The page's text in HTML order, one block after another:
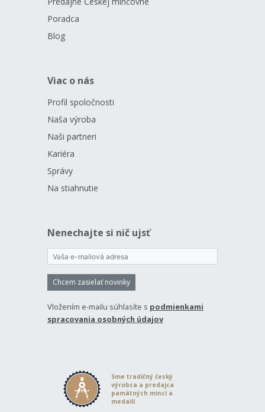
Poradca
Blog
Viac o nás
Profil spoločnosti
Naša výroba
Naši partneri
Kariéra
Správy
Na stiahnutie
Nenechajte si nič ujsť
Chcem zasielať novinky
Vložením e-mailu súhlasíte s podmienkami
spracovania osobných údajov
Sme tradičný český
výrobca a predajca
pamätných mincí a
medailí